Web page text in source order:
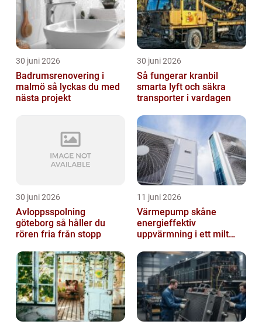
30 juni 2026
Badrumsrenovering i
malmö så lyckas du med
nästa projekt
30 juni 2026
Så fungerar kranbil
smarta lyft och säkra
transporter i vardagen
30 juni 2026
Avloppsspolning
göteborg så håller du
rören fria från stopp
11 juni 2026
Värmepump skåne
energieffektiv
uppvärmning i ett milt